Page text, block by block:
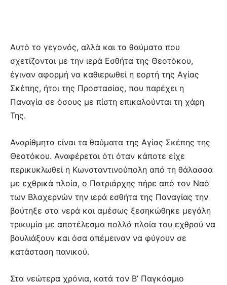
Αυτό το γεγονός, αλλά και τα θαύματα που
σχετίζονται με την ιερά Εσθήτα της Θεοτόκου,
έγιναν αφορμή να καθιερωθεί η εορτή της Αγίας
Σκέπης, ήτοι της Προστασίας, που παρέχει η
Παναγία σε όσους με πίστη επικαλούνται τη χάρη
Της.
Αναρίθμητα είναι τα θαύματα της Αγίας Σκέπης της
Θεοτόκου. Αναφέρεται ότι όταν κάποτε είχε
περικυκλωθεί η Κωνσταντινούπολη από τη θάλασσα
με εχθρικά πλοία, ο Πατριάρχης πήρε από τον Ναό
των Βλαχερνών την ιερά εσθήτα της Παναγίας την
βούτηξε στα νερά και αμέσως ξεσηκώθηκε μεγάλη
τρικυμία με αποτέλεσμα πολλά πλοία του εχθρού να
βουλιάξουν και όσα απέμειναν να φύγουν σε
κατάσταση πανικού.
Στα νεώτερα χρόνια, κατά τον Β’ Παγκόσμιο